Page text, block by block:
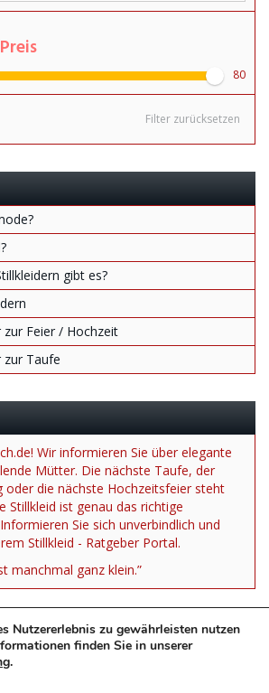
80
Filter zurücksetzen
gibt es?
zur Feier / Hochzeit
zur Taufe
Wir informieren Sie über elegante
Mütter. Die nächste Taufe, der
oder die nächste Hochzeitsfeier steht
Stillkleid ist genau das richtige
Sie sich unverbindlich und
Stillkleid - Ratgeber Portal.
manchmal ganz klein.”
Nutzererlebnis zu gewährleisten nutzen
finden Sie in unserer
.